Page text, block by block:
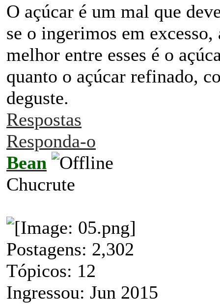
O açúcar é um mal que
se o ingerimos em
melhor entre esses é o
quanto o açúcar refinado,
deguste.
Respostas
Responda-o
Bean
Chucrute
Postagens: 2,302
Tópicos: 12
Ingressou: Jun 2015